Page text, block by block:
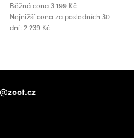
Běžná cena3 199 Kč
Nejnižší cena za posledních 30
dní: 2 239 Kč